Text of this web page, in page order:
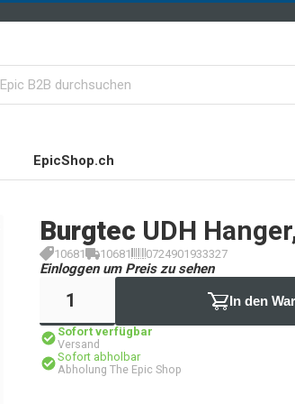
EpicShop.ch
Burgtec UDH
10681 10681 0724901933327
Einloggen um Preis zu sehen
In den
Sofort verfügbar
Versand
Sofort abholbar
Abholung The Epic Shop